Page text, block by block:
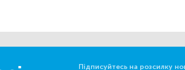
Підписуйтесь на розсилку